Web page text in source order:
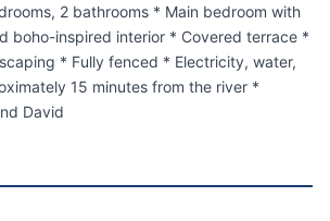
2 bathrooms * Main bedroom with
boho-inspired interior * Covered terrace *
* Fully fenced * Electricity, water,
15 minutes from the river *
David